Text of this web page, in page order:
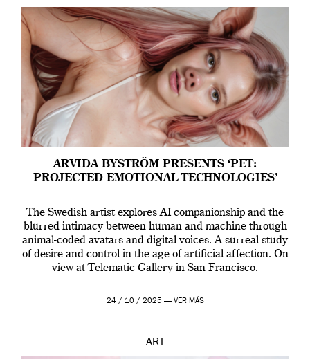
ARVIDA BYSTRÖM PRESENTS ‘PET:
PROJECTED EMOTIONAL TECHNOLOGIES’
The Swedish artist explores AI companionship and the
blurred intimacy between human and machine through
animal-coded avatars and digital voices. A surreal study
of desire and control in the age of artificial affection. On
view at Telematic Gallery in San Francisco.
24 / 10 / 2025 — VER MÁS
ART